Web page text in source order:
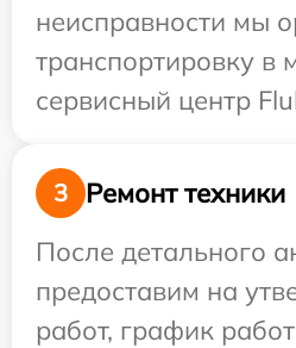
неисправности мы
транспортировку в
сервисный центр
3
Ремонт техники
После детального
предоставим на
работ, график